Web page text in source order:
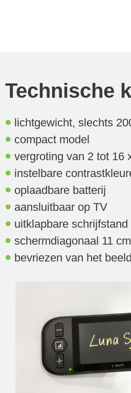
Technische
lichtgewicht, slechts
compact model
vergroting van 2 tot 16
instelbare
oplaadbare batterij
aansluitbaar op TV
uitklapbare schrijfstand
schermdiagonaal 11 cm
bevriezen van het